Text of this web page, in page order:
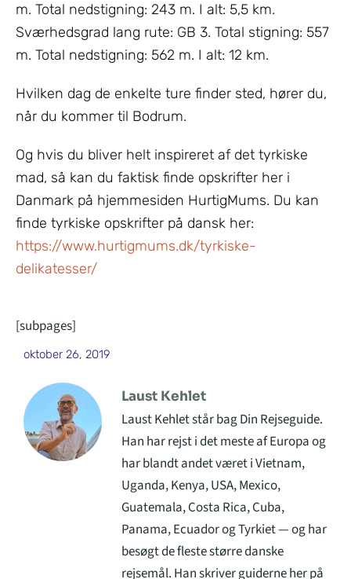
m. Total nedstigning: 243 m. I alt: 5,5 km.
Sværhedsgrad lang rute: GB 3. Total stigning: 557
m. Total nedstigning: 562 m. I alt: 12 km.
Hvilken dag de enkelte ture finder sted, hører du,
når du kommer til Bodrum.
Og hvis du bliver helt inspireret af det tyrkiske
mad, så kan du faktisk finde opskrifter her i
Danmark på hjemmesiden HurtigMums. Du kan
finde tyrkiske opskrifter på dansk her:
https://www.hurtigmums.dk/tyrkiske-
delikatesser/
[subpages]
oktober 26, 2019
Laust Kehlet
Laust Kehlet står bag Din Rejseguide.
Han har rejst i det meste af Europa og
har blandt andet været i Vietnam,
Uganda, Kenya, USA, Mexico,
Guatemala, Costa Rica, Cuba,
Panama, Ecuador og Tyrkiet — og har
besøgt de fleste større danske
rejsemål. Han skriver guiderne her på